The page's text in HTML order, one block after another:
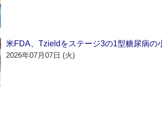
米FDA、Tzieldをステージ3の1型糖尿病の
2026年07月07日 (火)